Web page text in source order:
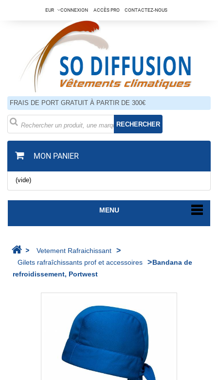
EUR CONNEXION ACCÈS PRO CONTACTEZ-NOUS
FRAIS DE PORT GRATUIT À PARTIR DE 300€
RECHERCHER
MON PANIER
(vide)
MENU
> Vetement Rafraichissant >
Gilets rafraîchissants prof et accessoires >Bandana de
refroidissement, Portwest